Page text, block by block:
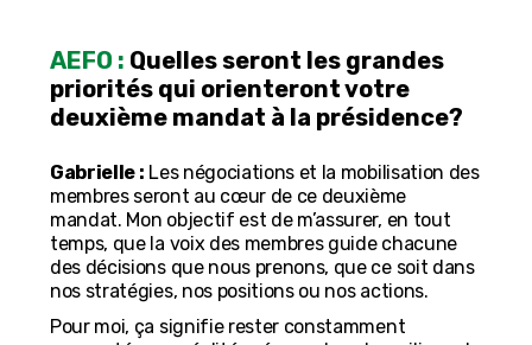
AEFO : Quelles seront les grandes
priorités qui orienteront votre
deuxième mandat à la présidence?
Gabrielle : Les négociations et la mobilisation des
membres seront au cœur de ce deuxième
mandat. Mon objectif est de m’assurer, en tout
temps, que la voix des membres guide chacune
des décisions que nous prenons, que ce soit dans
nos stratégies, nos positions ou nos actions.
Pour moi, ça signifie rester constamment